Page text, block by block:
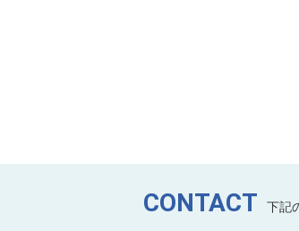
CONTACT 下記